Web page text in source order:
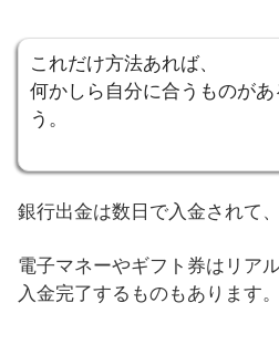
これだけ方法あれば、
何かしら自分に合うものがあ
う。
銀行出金は数日で入金されて、
電子マネーやギフト券はリア
入金完了するものもあります。